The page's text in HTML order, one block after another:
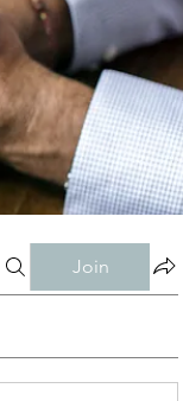
Join